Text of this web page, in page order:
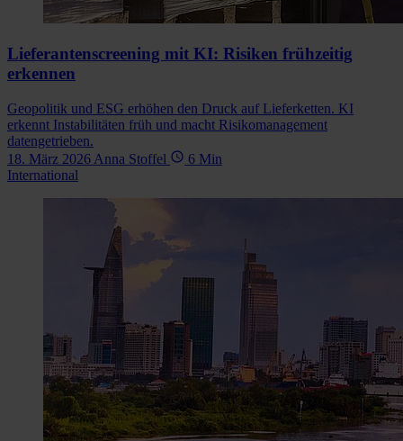
Lieferantenscreening mit KI: Risiken frühzeitig
erkennen
Geopolitik und ESG erhöhen den Druck auf Lieferketten. KI
erkennt Instabilitäten früh und macht Risikomanagement
datengetrieben.
18. März 2026 Anna Stoffel
6 Min
International